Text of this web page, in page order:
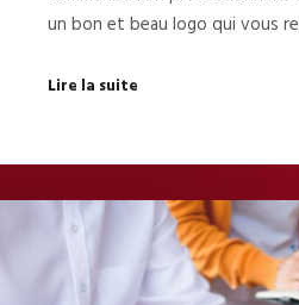
un bon et beau logo qui vous
Lire la suite